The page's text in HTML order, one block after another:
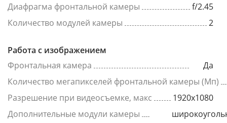
Диафрагма фронтальной камеры
f/2.45
Количество модулей камеры
2
Работа с изображением
Фронтальная камера
Да
Количество мегапикселей фронтальной камеры (Мп)
Разрешение при видеосъемке, макс
1920x1080
Дополнительные модули камеры